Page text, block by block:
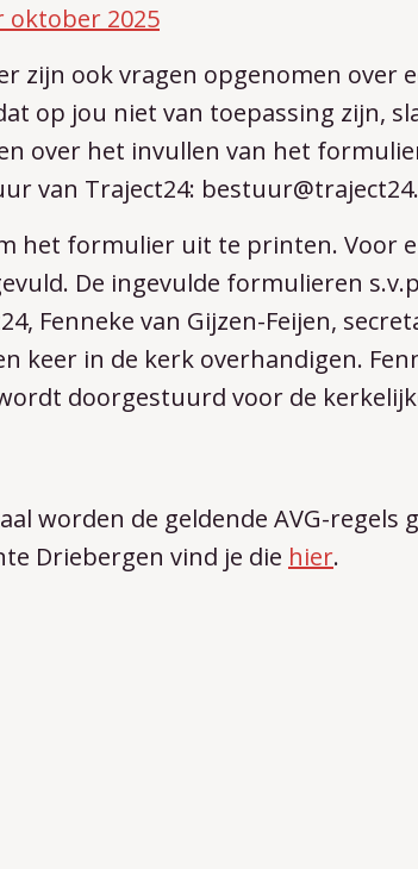
2025
zijn ook vragen opgenomen over
op jou niet van toepassing zijn,
over het invullen van het
van Traject24:
het formulier uit te printen. Voor
De ingevulde formulieren
Fenneke van Gijzen-Feijen,
keer in de kerk overhandigen.
doorgestuurd voor de
worden de geldende AVG-regels
Driebergen vind je die hier.